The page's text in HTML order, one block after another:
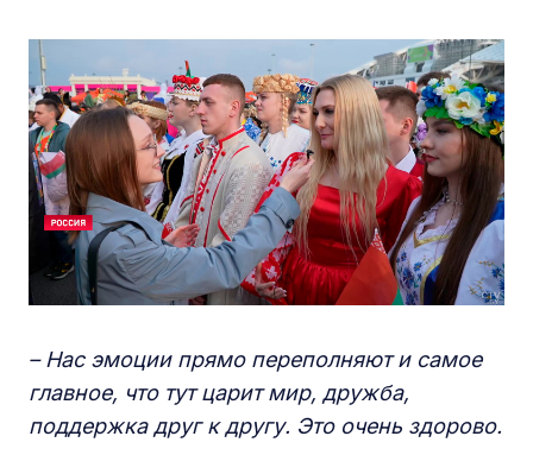
– Нас эмоции прямо переполняют и самое
главное, что тут царит мир, дружба,
поддержка друг к другу. Это очень здорово.